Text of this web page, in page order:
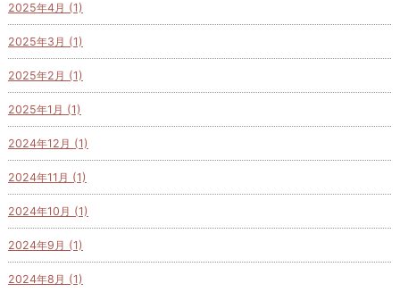
2025年4月 (1)
2025年3月 (1)
2025年2月 (1)
2025年1月 (1)
2024年12月 (1)
2024年11月 (1)
2024年10月 (1)
2024年9月 (1)
2024年8月 (1)